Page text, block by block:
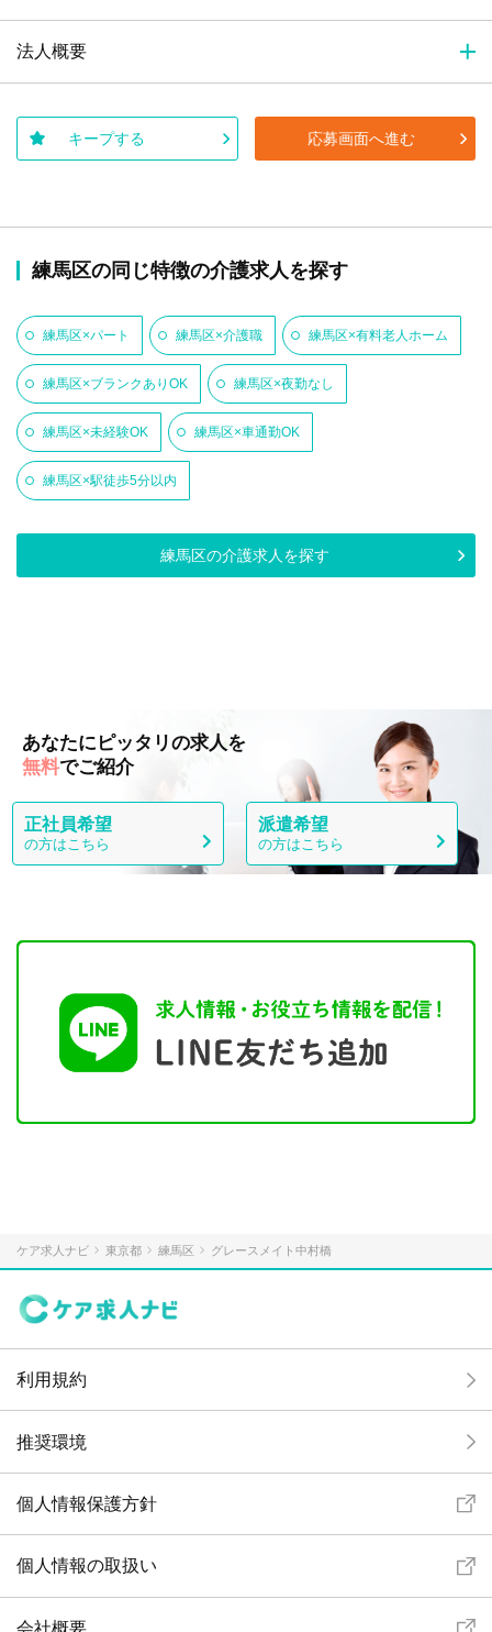
法人概要
キープする 応募画面へ進む
練馬区の同じ特徴の介護求人を探す
練馬区×パート 練馬区×介護職 練馬区×有料老人ホーム
練馬区×ブランクありOK 練馬区×夜勤なし
練馬区×未経験OK 練馬区×車通勤OK
練馬区×駅徒歩5分以内
練馬区の介護求人を探す
あなたにピッタリの求人を
無料でご紹介
正社員希望
の方はこちら
派遣希望
の方はこちら
ケア求人ナビ 東京都 練馬区 グレースメイト中村橋
利用規約
推奨環境
個人情報保護方針
個人情報の取扱い
会社概要